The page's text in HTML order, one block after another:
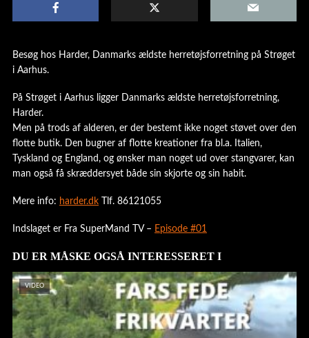
Besøg hos Harder, Danmarks ældste herretøjsforretning på Strøget
i Aarhus.
På Strøget i Aarhus ligger Danmarks ældste herretøjsforretning,
Harder.
Men på trods af alderen, er der bestemt ikke noget støvet over den
flotte butik. Den bugner af flotte kreationer fra bl.a. Italien,
Tyskland og England, og ønsker man noget ud over stangvarer, kan
man også få skræddersyet både sin skjorte og sin habit.
Mere info: harder.dk Tlf. 86121055
Indslaget er Fra SuperMand TV – Episode #01
DU ER MÅSKE OGSÅ INTERESSERET I
VIDEO